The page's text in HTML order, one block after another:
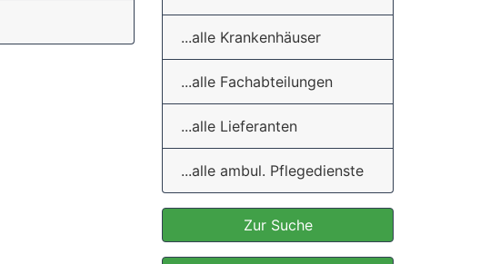
...alle Krankenhäuser
...alle Fachabteilungen
...alle Lieferanten
...alle ambul. Pflegedienste
Zur Suche